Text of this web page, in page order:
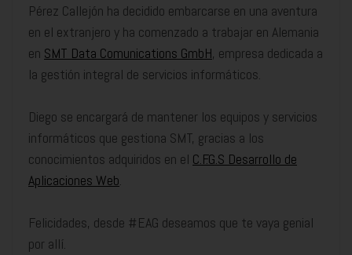
Pérez Callejón ha decidido embarcarse en una aventura
en el extranjero y ha comenzado a trabajar en Alemania
en SMT Data Comunications GmbH, empresa dedicada a
la gestión integral de servicios informáticos.
Diego se encargará de mantener los equipos y servicios
informáticos que gestiona SMT, gracias a los
conocimientos adquiridos en el C.F.G.S Desarrollo de
Aplicaciones Web.
Felicidades, desde #EAG deseamos que te vaya genial
por allí.